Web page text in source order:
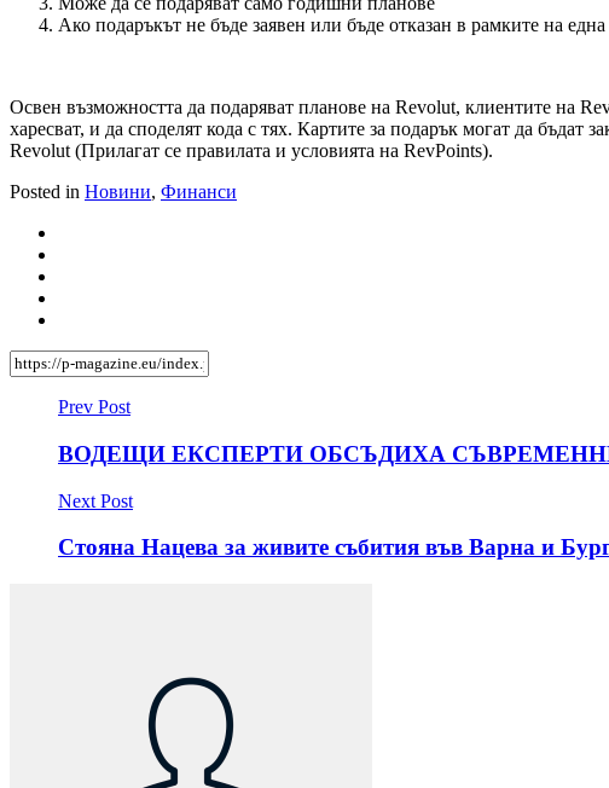
Ако подаръкът не бъде заявен или бъде отказан в рамките на
Освен възможността да подаряват планове на Revolut, клиентите на
харесват, и да споделят кода с тях. Картите за подарък могат да
Revolut (Прилагат се правилата и условията на RevPoints).
Posted in Новини, Финанси
Prev Post
ВОДЕЩИ ЕКСПЕРТИ ОБСЪДИХА
Next Post
Стояна Нацева за живите събития във Варна и